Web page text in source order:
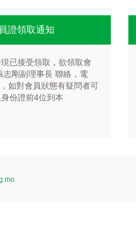
證領取通知
已接受領取，欲領取會
志剛副理事長 聯絡，電
如對會員狀態有疑問者可
份證前4位到本